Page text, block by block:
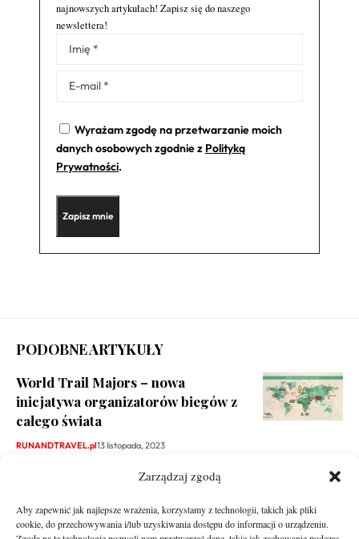
Zarządzaj zgodą
Aby zapewnić jak najlepsze wrażenia, korzystamy z technologii, takich jak pliki
cookie, do przechowywania i/lub uzyskiwania dostępu do informacji o urządzeniu.
najnowszych artykułach! Zapisz się do naszego
newslettera!
Wyrażam zgodę na przetwarzanie moich
danych osobowych zgodnie z Polityką
Prywatności.
Alternative:
PODOBNE ARTYKUŁY
World Trail Majors – nowa
inicjatywa organizatorów biegów z
całego świata
RUNANDTRAVEL.pl13 listopada, 2023